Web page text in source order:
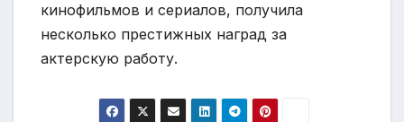
кинофильмов и сериалов, получила
несколько престижных наград за
актерскую работу.